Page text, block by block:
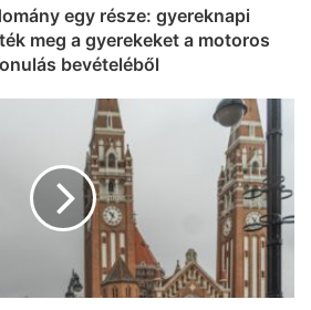
egy része: gyereknapi
meg a gyerekeket a motoros
bevételéből